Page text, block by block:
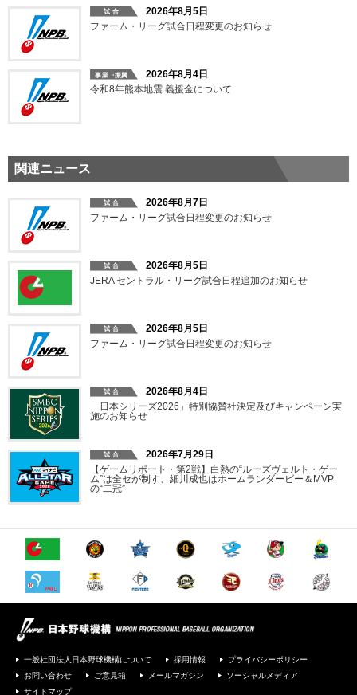
2026年8月5日
ファーム・リーグ試合日程変更のお知らせ
2026年8月4日
令和8年熊本地震 義援金について
関連ニュース
2026年8月7日
ファーム・リーグ試合日程変更のお知らせ
2026年8月5日
JERA セントラル・リーグ試合日程追加のお知らせ
2026年8月5日
ファーム・リーグ試合日程変更のお知らせ
2026年8月4日
「日本シリーズ2026」特別協賛社決定及びキャンペーン実
施のお知らせ
2026年7月29日
【ゲームリポート・第2戦】白熱の“ルーズヴェルト・ゲー
ム”は全セが制す、細川成也はホームランダービー＆MVP
の“二冠”
一般社団法人日本野球機構について 採用情報
プライバシーポリシー
お問い合わせ
ご意見箱 メールマガジン
ソーシャルメディア
サイトマップ